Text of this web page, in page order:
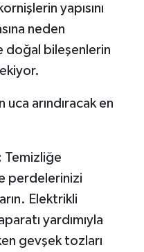
yapısını
neden
doğal bileşenlerin
uca arındıracak en
Temizliğe
perdelerinizi
Elektrikli
yardımıyla
gevşek tozları